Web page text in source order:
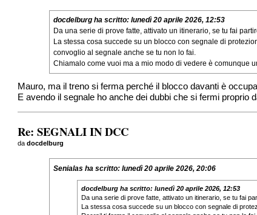
docdelburgha scritto: lunedì 20 aprile 2026, 12:53
Da una serie di prove fatte, attivato un itinerario, se tu fai
La stessa cosa succede su un blocco con segnale di
convoglio al segnale anche se tu non lo fai.
Chiamalo come vuoi ma a mio modo di vedere è comunque
Mauro, ma il treno si ferma perché il blocco davanti è
E avendo il segnale ho anche dei dubbi che si fermi proprio
Re: SEGNALI IN DCC
dadocdelburg
Senialasha scritto: lunedì 20 aprile 2026, 20:06
docdelburgha scritto: lunedì 20 aprile 2026, 12:53
Da una serie di prove fatte, attivato un itinerario, se tu fai
La stessa cosa succede su un blocco con segnale di